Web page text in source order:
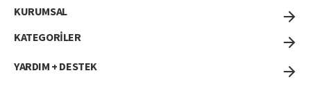
KURUMSAL
KATEGORİLER
YARDIM + DESTEK